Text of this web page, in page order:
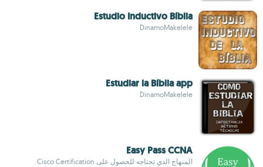
Estudio Inductivo Bíblia
DinamoMakelele
Estudiar la Bíblia app
DinamoMakelele
Easy Pass CCNA
المنهاج الذي تحتاجه للحصول على Cisco Certification